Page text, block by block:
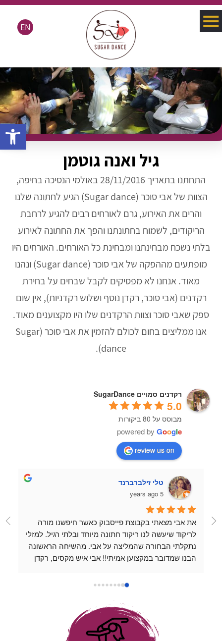
פתח
EN
גיל ואנה גוטמן
התחתנו בתאריך 28/11/2016 באולמי הנסיכה בחיפה,
הצוות של אבי סוכר (Sugar dance) הגיע לחתונה שלנו
והרים את האירוע, גרם לאורחים רבים להגיע לרחבת
הריקודים, לשמוח בחתונתנו והפך את החתונה לאירוע
בלתי נשכח מבחינתנו ומבחינת כל האורחים. האורחים היו
מופתעים מההפקה של אבי סוכר (Sugar dance) ונהנו
מאוד. אנחנו לא מפסיקים לקבל שבחים על בחירת
רקדנים (אבי סוכר, רקדן נוסף ושלוש רקדניות), אין שום
ספק שאבי סוכר וצוות הרקדנים שלו היו מקצוענים מאוד.
אנו ממליצים בחום לכולם להזמין את אבי סוכר (Sugar
dance).
רקדנים סמויים SugarDance
5.0
מבוסס על 80 ביקורות
powered by Google
review us on
טלי זילברברנד
5 years ago
החמיא לנו על הריקוד המדהים שלנו ❤️